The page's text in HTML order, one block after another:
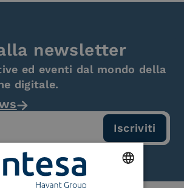
newsletter
ed eventi dal mondo della
digitale.